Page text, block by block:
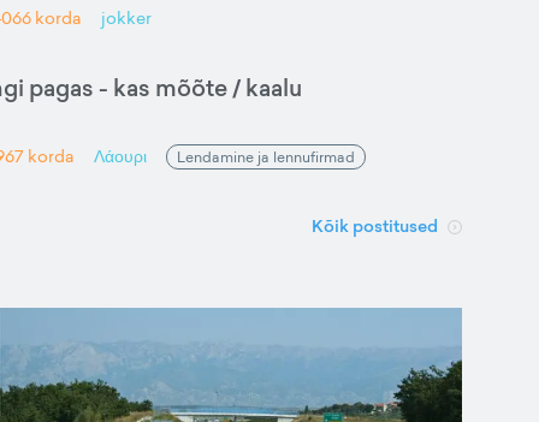
korda jokker
pagas - kas mõõte / kaalu
korda Λάουρι Lendamine ja lennufirmad
Kõik postitused